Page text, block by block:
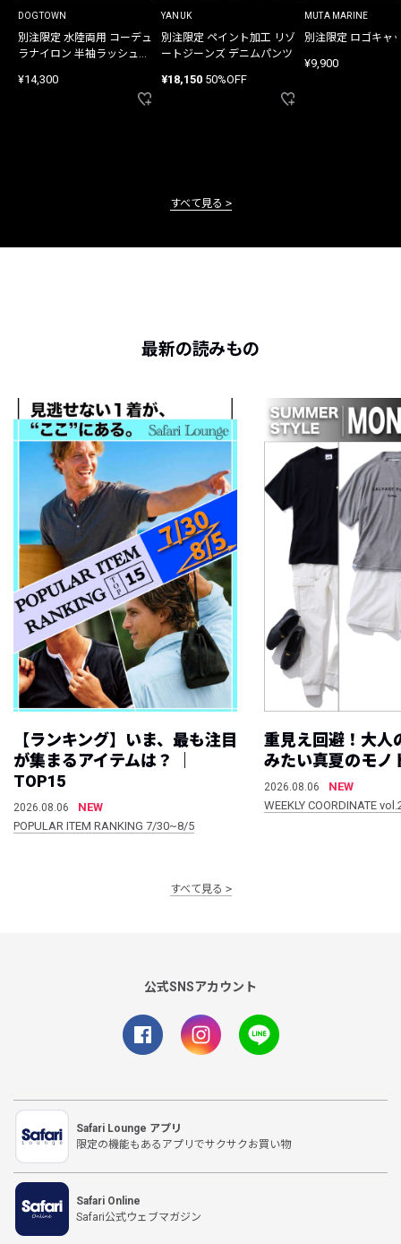
DOGTOWN
別注限定 水陸両用 コーデュ
ラナイロン 半袖ラッシュガ
¥14,300
YANUK
別注限定 ペイント加工 リゾ
ートジーンズ デニムパンツ
¥18,150 50%OFF
MUTA MARINE
別注限定 ロゴキャ
¥9,900
すべて見る
最新の読みもの
【ランキング】いま、最も注目
が集まるアイテムは？ ｜
TOP15
2026.08.06
NEW
POPULAR ITEM RANKING 7/30~8/5
重見え回避！大人
みたい真夏のモノ
2026.08.06
NEW
WEEKLY COORDINATE
すべて見る
公式SNSアカウント
Safari Lounge アプリ
限定の機能もあるアプリでサクサクお買い物
Safari Online
Safari公式ウェブマガジン